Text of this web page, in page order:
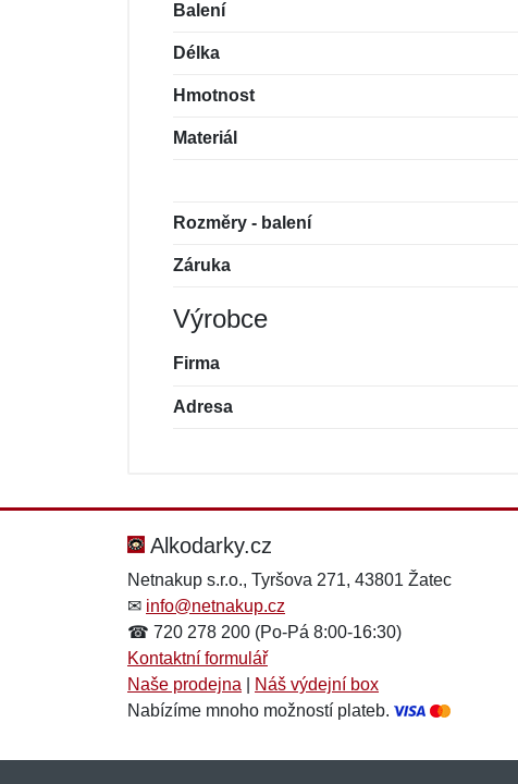
Balení
Délka
Hmotnost
Materiál
Rozměry - balení
Záruka
Výrobce
Firma
Adresa
Zpráva*
Zpráva*
Alkodarky.cz
Netnakup s.r.o., Tyršova 271, 43801 Žatec
✉ info@netnakup.cz
☎ 720 278 200 (Po-Pá 8:00-16:30)
Kontaktní formulář
Naše prodejna
Náš výdejní box
Nabízíme mnoho možností plateb.